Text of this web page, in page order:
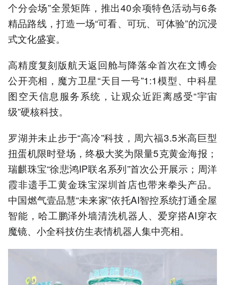
个分会场”全景矩阵，推出40余项特色活动与6条
精品路线，打造一场“可看、可玩、可体验”的沉浸
式文化盛宴。
高精度复刻版航天返回舱与降落伞首次在文博会
公开亮相，魔方卫星“天目一号”1:1模型、中科星
图空天信息服务系统，让观众近距离感受“宇宙
级”硬核科技。
罗湖并未止步于“高冷”科技，周六福3.5米高巨型
扭蛋机限时登场，终极大奖为限量5克黄金海报；
瑞麒珠宝“徐悲鸿IP联名系列”首次公开展示；周洋
霞非遗手工黄金珠宝深圳首店也带来拳头产品。
中国燃气壹品慧“未来家”依托AI智控系统打通全屋
智能，哈工鹏泽外墙清洗机器人、爱穿搭AI穿衣
魔镜、小全科技仿生表情机器人集中亮相。